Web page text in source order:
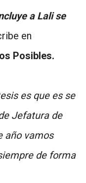
a Lali se
en
Posibles.
es que es se
Jefatura de
año vamos
de forma